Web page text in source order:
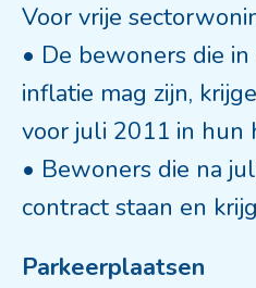
Voor vrije
• De bewoners die
inflatie mag zijn,
voor juli 2011 in hun
• Bewoners die na
contract staan en
Parkeerplaatsen